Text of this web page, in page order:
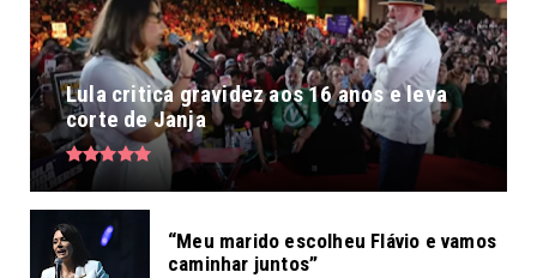
Lula critica gravidez aos 16 anos e leva
corte de Janja
“Meu marido escolheu Flávio e vamos
caminhar juntos”